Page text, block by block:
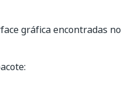
gráfica encontradas no